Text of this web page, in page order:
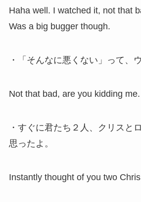
Haha well. I watched it, not that
Was a big bugger though.
・「そんなに悪くない」って、
Not that bad, are you kidding me.
・すぐに君たち２人、クリスと
思ったよ。
Instantly thought of you two